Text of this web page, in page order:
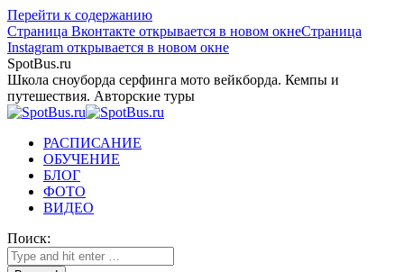
Перейти к содержанию
Страница Вконтакте открывается в новом окнеСтраница
Instagram открывается в новом окне
SpotBus.ru
Школа сноуборда серфинга мото вейкборда. Кемпы и
путешествия. Авторские туры
РАСПИСАНИЕ
ОБУЧЕНИЕ
БЛОГ
ФОТО
ВИДЕО
Поиск: